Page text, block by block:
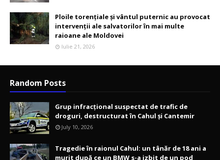
Ploile torențiale și vântul puternic au provocat
intervenții ale salvatorilor în mai multe
raioane ale Moldovei
Iulie 21, 2026
Random Posts
Grup infracțional suspectat de trafic de
droguri, destructurat în Cahul și Cantemir
July 10, 2026
Tragedie în raionul Cahul: un tânăr de 18 ani a
murit după ce un BMW s-a izbit de un pod